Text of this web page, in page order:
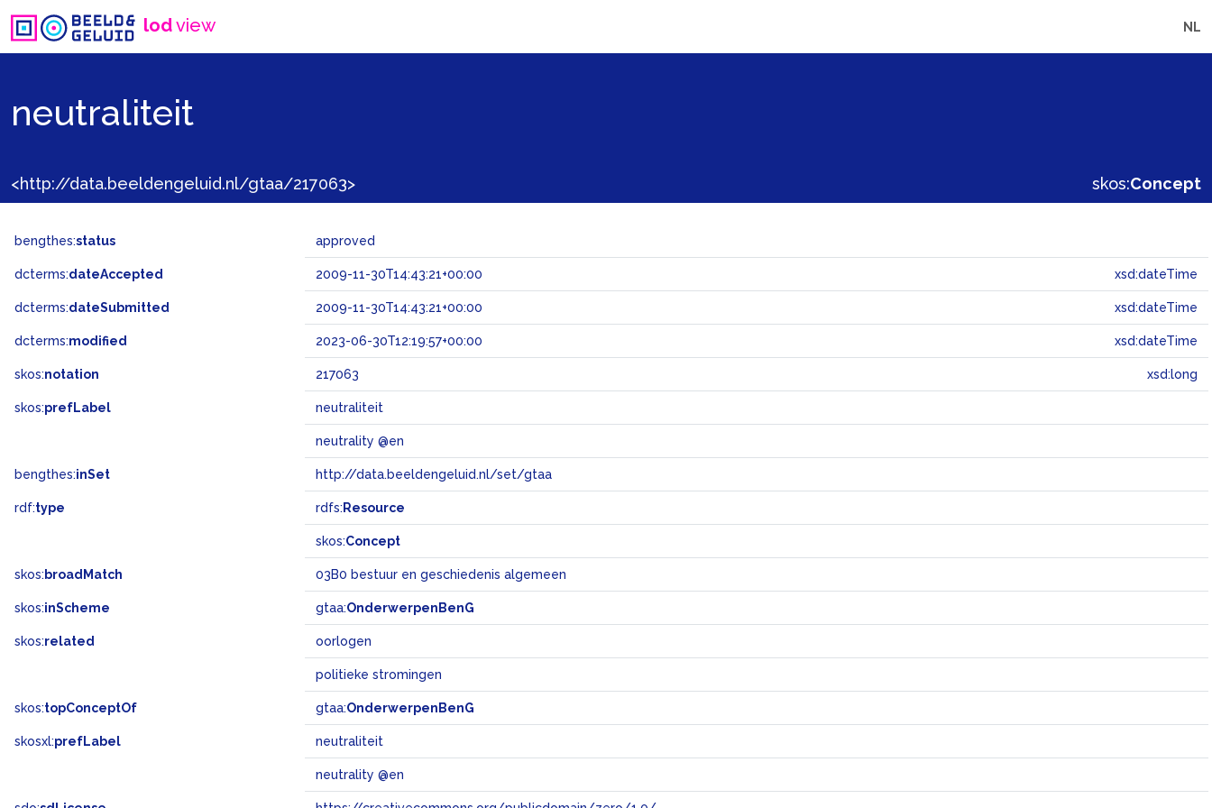
lodview NL
neutraliteit
<http://data.beeldengeluid.nl/gtaa/217063> skos:Concept
bengthes:status approved
dcterms:dateAccepted 2009-11-30T14:43:21+00:00 xsd:dateTime
dcterms:dateSubmitted 2009-11-30T14:43:21+00:00 xsd:dateTime
dcterms:modified 2023-06-30T12:19:57+00:00 xsd:dateTime
skos:notation 217063 xsd:long
skos:prefLabel neutraliteit
neutrality @en
bengthes:inSet http://data.beeldengeluid.nl/set/gtaa
rdf:type rdfs: Resource
skos:Concept
skos: broadMatch 03B0 bestuur en geschiedenis algemeen
skos:inScheme gtaa:OnderwerpenBenG
skos:related oorlogen
politieke stromingen
skos:topConceptOf gtaa:OnderwerpenBenG
skosxl:prefLabel neutraliteit
neutrality @en